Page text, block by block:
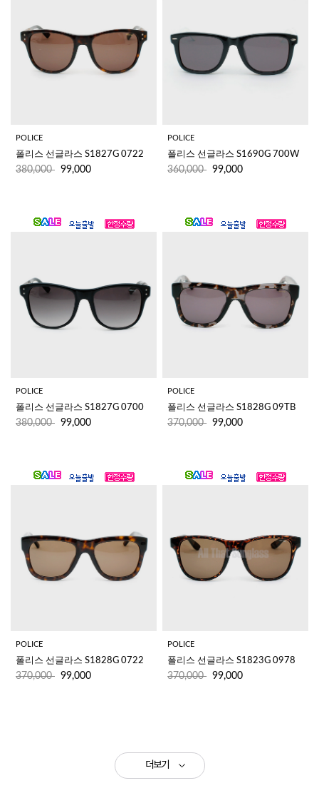
POLICE
폴리스 선글라스 S1827G 0722
380,000 99,000
POLICE
폴리스 선글라스 S1690G 700W
360,000 99,000
POLICE
폴리스 선글라스 S1827G 0700
380,000 99,000
POLICE
폴리스 선글라스 S1828G 09TB
370,000 99,000
POLICE
폴리스 선글라스 S1828G 0722
370,000 99,000
POLICE
폴리스 선글라스 S1823G 0978
370,000 99,000
더보기